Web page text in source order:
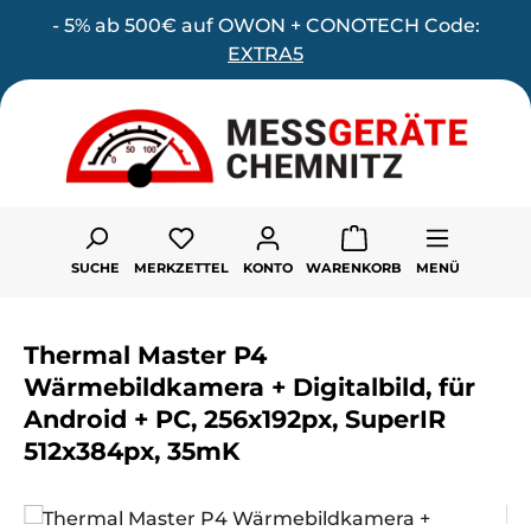
Zum Hauptinhalt springen
- 5% ab 500€ auf OWON + CONOTECH Code:
EXTRA5
SUCHE
Du hast 0 Produkte auf dem
MERKZETTEL KONTO WARENKORB MENÜ
Thermal Master P4
Wärmebildkamera + Digitalbild, für
Android + PC, 256x192px, SuperIR
512x384px, 35mK
Bildergalerie überspringen